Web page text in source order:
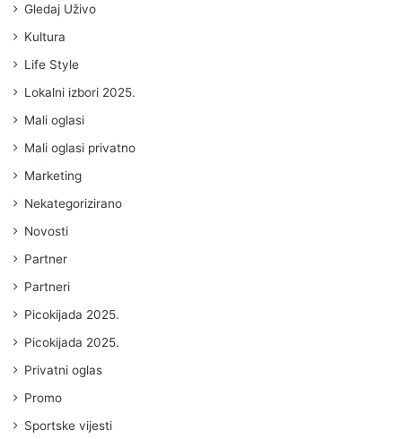
Gledaj Uživo
Kultura
Life Style
Lokalni izbori 2025.
Mali oglasi
Mali oglasi privatno
Marketing
Nekategorizirano
Novosti
Partner
Partneri
Picokijada 2025.
Picokijada 2025.
Privatni oglas
Promo
Sportske vijesti